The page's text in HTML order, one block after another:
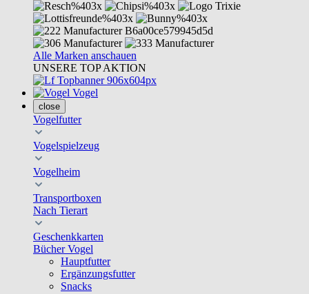
Alle Marken anschauen
UNSERE TOP AKTION
Vogel
close
Vogelfutter
Vogelspielzeug
Vogelheim
Transportboxen
Nach Tierart
Geschenkkarten
Bücher Vogel
Hauptfutter
Ergänzungsfutter
Snacks